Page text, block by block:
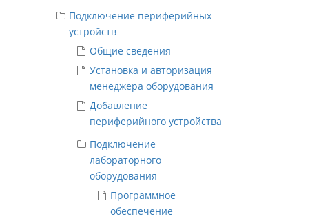
Подключение периферийных
устройств
Общие сведения
Установка и авторизация
менеджера оборудования
Добавление
периферийного устройства
Подключение
лабораторного
оборудования
Программное
обеспечение